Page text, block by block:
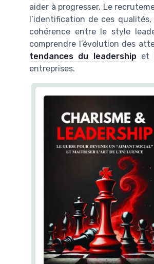
aider à progresser. Le
l’identification de ces
cohérence entre le style
comprendre l’évolution des
tendances du leadership et
entreprises.